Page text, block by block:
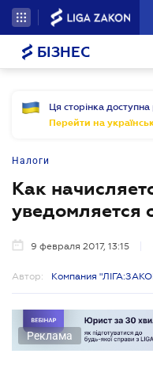
БІЗНЕС
Ця сторінка
Перейти на
Налоги
Как
уведомляется
9 февраля 2017, 13:15
Автор: Компания
Реклама